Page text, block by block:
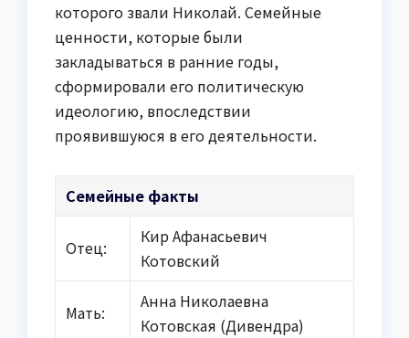
которого звали Николай. Семейные
ценности, которые были
закладываться в ранние годы,
сформировали его политическую
идеологию, впоследствии
проявившуюся в его деятельности.
Семейные факты
Отец:
Кир Афанасьевич
Котовский
Мать:
Анна Николаевна
Котовская (Дивендра)